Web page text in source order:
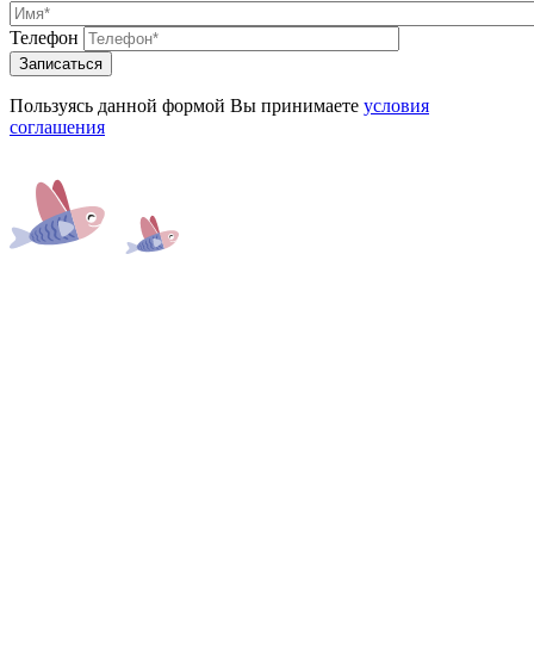
Телефон
Записаться
Пользуясь данной формой Вы принимаете условия
соглашения